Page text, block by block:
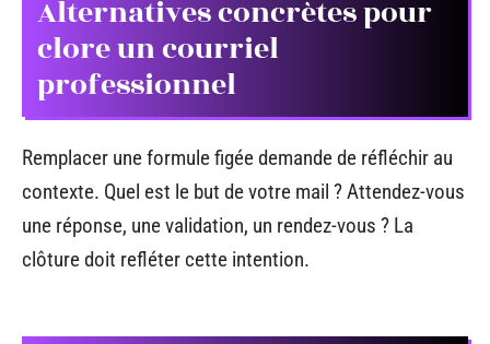
Alternatives concrètes pour
clore un courriel
professionnel
Remplacer une formule figée demande de réfléchir au
contexte. Quel est le but de votre mail ? Attendez-vous
une réponse, une validation, un rendez-vous ? La
clôture doit refléter cette intention.